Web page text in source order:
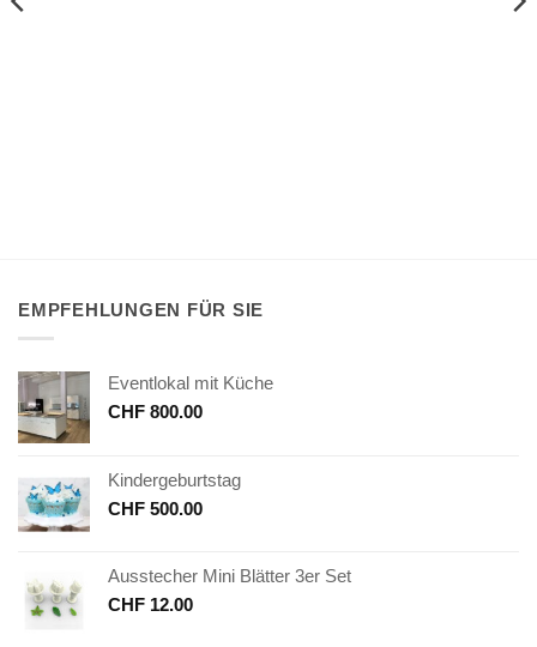
EMPFEHLUNGEN FÜR SIE
Eventlokal mit Küche
CHF 800.00
Kindergeburtstag
CHF 500.00
Ausstecher Mini Blätter 3er Set
CHF 12.00